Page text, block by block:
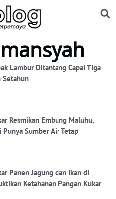
Lambur Ditantang Capai Tiga
Setahun
Resmikan Embung Maluhu,
Punya Sumber Air Tetap
Panen Jagung dan Ikan di
Ketahanan Pangan Kukar